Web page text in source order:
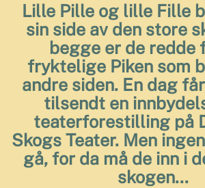
Lille Pille og lille Fille
sin side av den store
begge er de redde
fryktelige Piken som
andre siden. En dag
tilsendt en
teaterforestilling på
Skogs Teater. Men
gå, for da må de inn i
skogen...